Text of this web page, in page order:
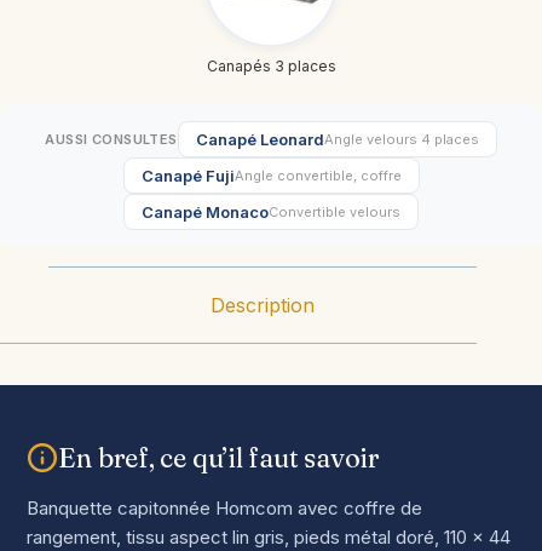
Canapés 3 places
AUSSI CONSULTES Canapé LeonardAngle velours 4 places
Canapé FujiAngle convertible, coffre
Canapé MonacoConvertible velours
Description
En bref, ce qu’il faut savoir
Banquette capitonnée Homcom avec coffre de
rangement, tissu aspect lin gris, pieds métal doré, 110 x 44